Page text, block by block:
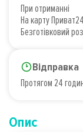
При отриманні
На карту Приват24
Безготівковий
Відправка
Протягом 24
Опис